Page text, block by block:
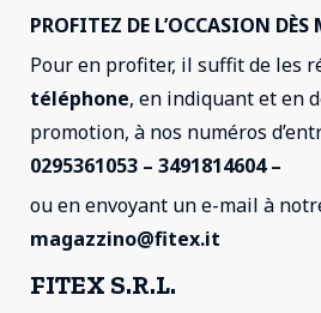
PROFITEZ DE L’OCCASION
Pour en profiter, il suffit de les
téléphone, en indiquant et en
promotion, à nos numéros
0295361053 – 3491814604 –
ou en envoyant un e-mail à
magazzino@fitex.it
FITEX S.R.L.